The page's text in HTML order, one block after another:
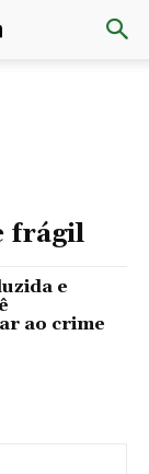
frágil
e
ao crime